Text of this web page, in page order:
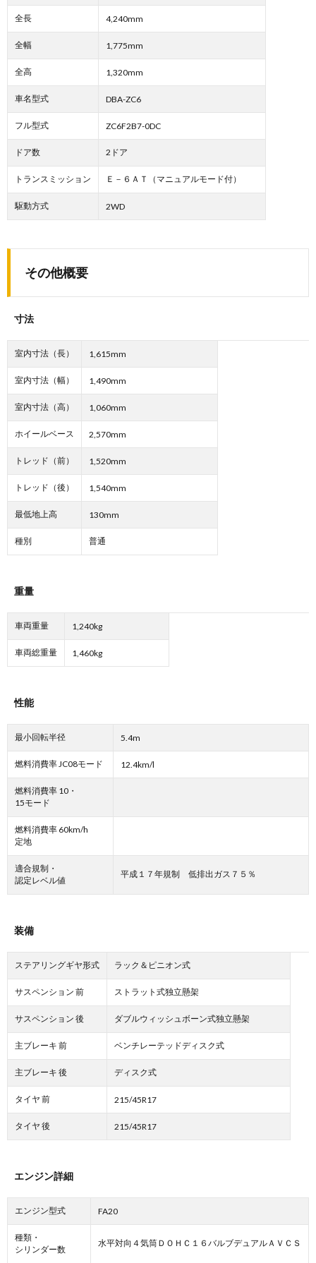
全長 4,240mm
全幅 1,775mm
全高 1,320mm
車名型式 DBA-ZC6
フル型式 ZC6F2B7-0DC
ドア数 2ドア
トランスミッション Ｅ－６ＡＴ（マニュアルモード付）
駆動方式 2WD
その他概要
寸法
室内寸法（長） 1,615mm
室内寸法（幅） 1,490mm
室内寸法（高） 1,060mm
ホイールベース 2,570mm
トレッド（前） 1,520mm
トレッド（後） 1,540mm
最低地上高 130mm
種別 普通
重量
車両重量 1,240kg
車両総重量 1,460kg
性能
最小回転半径 5.4m
燃料消費率 JC08モード 12.4km/l
燃料消費率 10・
15モード
燃料消費率 60km/h
定地
適合規制・
認定レベル値
平成１７年規制 低排出ガス７５％
装備
ステアリングギヤ形式 ラック＆ピニオン式
サスペンション 前 ストラット式独立懸架
サスペンション 後 ダブルウィッシュボーン式独立懸架
主ブレーキ 前 ベンチレーテッドディスク式
主ブレーキ 後 ディスク式
タイヤ 前 215/45R17
タイヤ 後 215/45R17
エンジン詳細
エンジン型式 FA20
種類・
シリンダー数
水平対向４気筒ＤＯＨＣ１６バルブデュアルＡＶＣＳ